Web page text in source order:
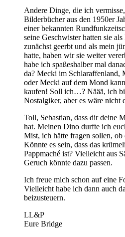
Andere Dinge, die ich
Bilderbücher aus den 1950er
einer bekannten
seine Geschwister hatten sie
zunächst geerbt und als mein
hatte, haben wir sie weiter
habe ich spaßeshalber mal
da? Mecki im Schlaraffenland,
oder Mecki auf dem Mond
kaufen! Soll ich…? Näää, ich
Nostalgiker, aber es wäre nicht
Toll, Sebastian, dass dir deine
hat. Meinen Dino durfte ich
Mist, ich hätte fragen sollen,
Könnte es sein, dass das
Pappmaché ist? Vielleicht aus
Geruch könnte dazu passen.
Ich freue mich schon auf eine
Vielleicht habe ich dann auch
beizusteuern.
LL&P
Eure Bridge